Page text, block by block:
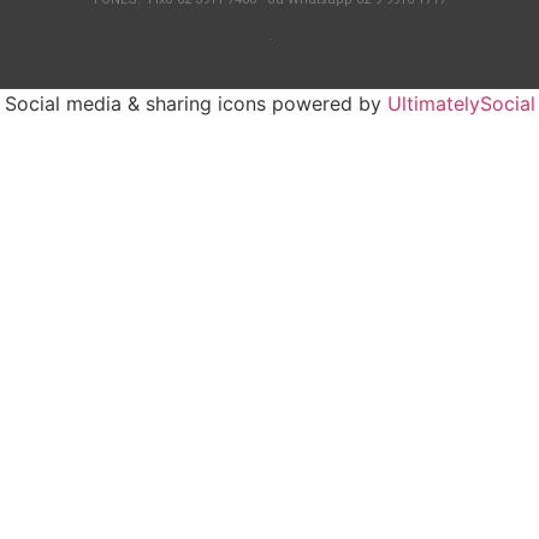
.
Social media & sharing icons powered by UltimatelySocial